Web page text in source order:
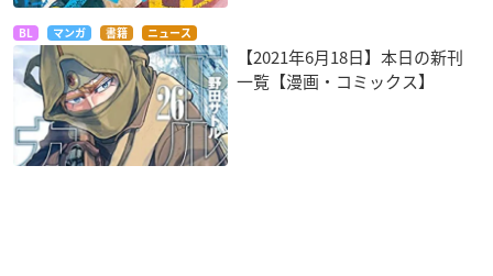
BL マンガ 書籍 ニュース
【2021年6月18日】本日の新刊
一覧【漫画・コミックス】